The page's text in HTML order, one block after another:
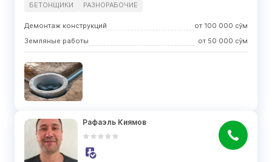
БЕТОНЩИКИ РАЗНОРАБОЧИЕ
Демонтаж конструкций от 100 000 сўм
Земляные работы
от 50 000 сўм
Рафаэль Киямов